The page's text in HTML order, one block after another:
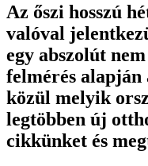
Az őszi hosszú
valóval
egy abszolút
felmérés alapján
közül melyik
legtöbben új
cikkünket és